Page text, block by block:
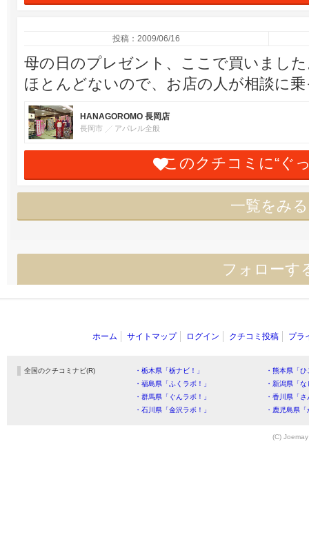
投稿：2009/06/16
母の日のプレゼント、ここで買いまし
ほとんどないので、お店の人が相談に
HANAGOROMO 長岡店
長岡市 アパレル全般
このクチコミに“ぐ
一覧をみる
フォローす
ホーム サイトマップ ログイン クチコミ投稿 プラ
全国のクチコミナビ(R) ・栃木県「栃ナビ！」
・熊本県「
・福島県「ふくラボ！」
・新潟県「
・群馬県「ぐんラボ！」
・香川県「
・石川県「金沢ラボ！」
・鹿児島県
(C)